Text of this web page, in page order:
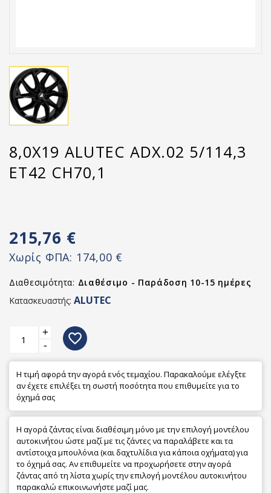
8,0X19 ALUTEC ADX.02 5/114,3
ET42 CH70,1
215,76 €
Χωρίς ΦΠΑ: 174,00 €
Διαθεσιμότητα: Διαθέσιμο - Παράδοση 10-15 ημέρες
Κατασκευαστής: ALUTEC
+
-
favorite_border
Η τιμή αφορά την αγορά ενός τεμαχίου. Παρακαλούμε ελέγξτε
αν έχετε επιλέξει τη σωστή ποσότητα που επιθυμείτε για το
όχημά σας
Η αγορά ζάντας είναι διαθέσιμη μόνο με την επιλογή μοντέλου
αυτοκινήτου ώστε μαζί με τις ζάντες να παραλάβετε και τα
αντίστοιχα μπουλόνια (και δαχτυλίδια για κάποια οχήματα) για
το όχημά σας. Αν επιθυμείτε να προχωρήσετε στην αγορά
ζάντας από τη λίστα χωρίς την επιλογή μοντέλου αυτοκινήτου
παρακαλώ επικοινωνήστε μαζί μας.